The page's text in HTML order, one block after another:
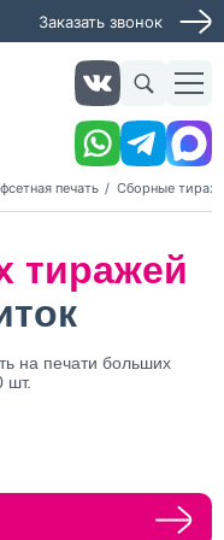
Заказать звонок
печать Сборные
тиражей
на печати больших
шт.
вами в ближайшее
с политикой
на получение